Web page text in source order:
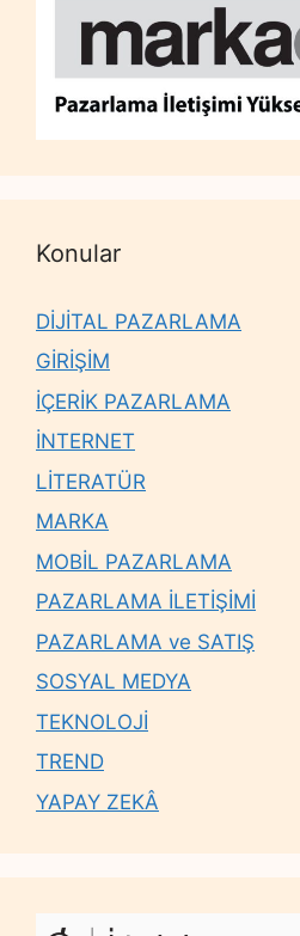
Konular
DİJİTAL PAZARLAMA
GİRİŞİM
İÇERİK PAZARLAMA
İNTERNET
LİTERATÜR
MARKA
MOBİL PAZARLAMA
PAZARLAMA İLETİŞİMİ
PAZARLAMA ve SATIŞ
SOSYAL MEDYA
TEKNOLOJİ
TREND
YAPAY ZEKÂ